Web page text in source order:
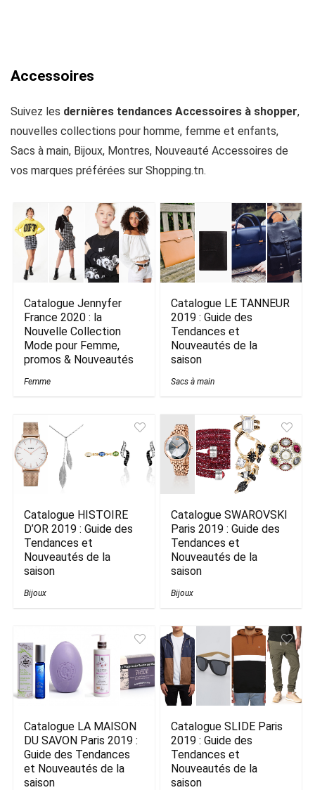
Accessoires
Suivez les dernières tendances Accessoires à shopper,
nouvelles collections pour homme, femme et enfants,
Sacs à main, Bijoux, Montres, Nouveauté Accessoires de
vos marques préférées sur Shopping.tn.
Catalogue Jennyfer
France 2020 : la
Nouvelle Collection
Mode pour Femme,
promos & Nouveautés
Femme
Catalogue LE TANNEUR
2019 : Guide des
Tendances et
Nouveautés de la
saison
Sacs à main
Catalogue HISTOIRE
D’OR 2019 : Guide des
Tendances et
Nouveautés de la
saison
Bijoux
Catalogue SWAROVSKI
Paris 2019 : Guide des
Tendances et
Nouveautés de la
saison
Bijoux
Catalogue LA MAISON
DU SAVON Paris 2019 :
Guide des Tendances
et Nouveautés de la
saison
Catalogue SLIDE Paris
2019 : Guide des
Tendances et
Nouveautés de la
saison